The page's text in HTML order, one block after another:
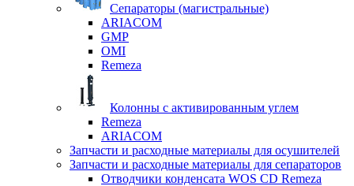
Сепараторы (магистральные)
ARIACOM
GMP
OMI
Remeza
Колонны с активированным углем
Remeza
ARIACOM
Запчасти и расходные материалы для осушителей
Запчасти и расходные материалы для сепараторов
Отводчики конденсата WOS CD Remeza